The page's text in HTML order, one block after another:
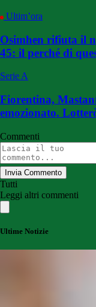
Ultim’ora
Osimhen rifiuta il
45: il perché di
Serie A
Fiorentina,
emozionato.
Commenti
Invia Commento
Tutti
Leggi altri commenti
Ultime Notizie